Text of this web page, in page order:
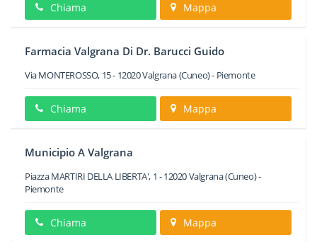
Chiama Mappa
Farmacia Valgrana Di Dr. Barucci Guido
Via MONTEROSSO, 15- 12020Valgrana(Cuneo) - Piemonte
Chiama Mappa
Municipio A Valgrana
Piazza MARTIRI DELLA LIBERTA', 1 -12020Valgrana(Cuneo) -
Piemonte
Chiama Mappa